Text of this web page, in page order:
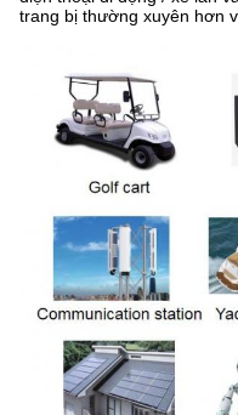
trang bị thường xuyên hơn